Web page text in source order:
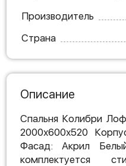
Производитель
Страна
Описание
Спальня Колибри
2000х600х520
Фасад: Акрил
комплектуется